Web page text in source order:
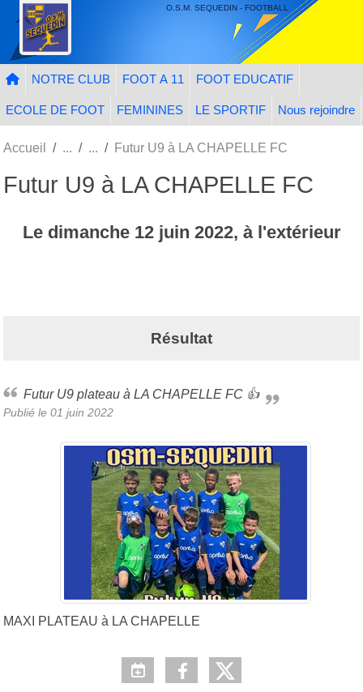
O.S.M. SEQUEDIN - FOOTBALL
NOTRE CLUB FOOT A 11 FOOT EDUCATIF
ECOLE DE FOOT FEMININES LE SPORTIF Nous rejoindre
Accueil Futur U9 à LA CHAPELLE FC
Futur U9 à LA CHAPELLE FC
Le dimanche 12 juin 2022, à l'extérieur
Résultat
Futur U9 plateau à LA CHAPELLE FC 👍
Publié le 01 juin 2022
MAXI PLATEAU à LA CHAPELLE
Panneau de gestion des cookies